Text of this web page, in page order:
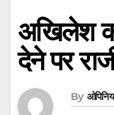
अखिलेश
देने पर
By